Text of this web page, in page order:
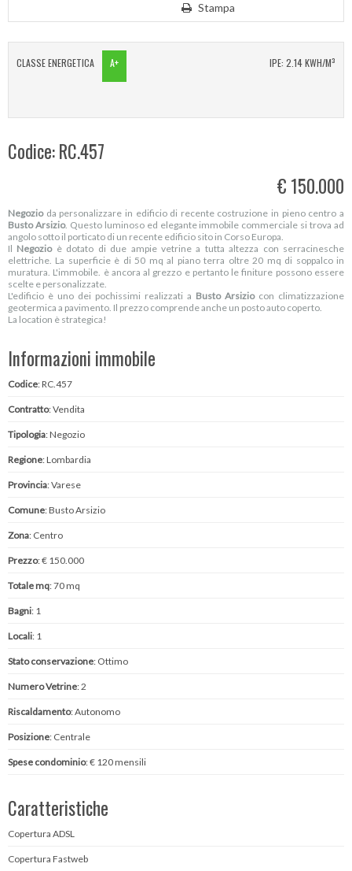
Stampa
CLASSE ENERGETICA A+ IPE: 2.14 KWH/M³
Codice: RC.457
€ 150.000
Negozioda personalizzare in edificio di recente costruzione in pieno centro a
Busto Arsizio. Questo luminoso ed elegante immobile commerciale si trova ad
angolo sotto il porticato di un recente edificio sito in Corso Europa.
Il Negozioè dotato di due ampie vetrine a tutta altezza con serracinesche
elettriche. La superficie è di 50 mq al piano terra oltre 20 mq di soppalco in
muratura. L'immobile. è ancora al grezzo e pertanto le finiture possono essere
scelte e personalizzate.
L'edificio è uno dei pochissimi realizzati a Busto Arsiziocon climatizzazione
geotermica a pavimento. Il prezzo comprende anche un posto auto coperto.
La location è strategica!
Informazioni immobile
Codice: RC.457
Contratto: Vendita
Tipologia: Negozio
Regione: Lombardia
Provincia: Varese
Comune: Busto Arsizio
Zona: Centro
Prezzo: € 150.000
Totale mq: 70 mq
Bagni: 1
Locali: 1
Stato conservazione: Ottimo
Numero Vetrine: 2
Riscaldamento: Autonomo
Posizione: Centrale
Spese condominio: € 120 mensili
Caratteristiche
Copertura ADSL
Copertura Fastweb